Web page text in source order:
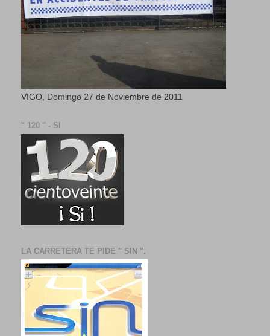
VIGO, Domingo 27 de Noviembre de 2011
" 120 " - SI
LA CARRETERA TE PIDE " SIN ".